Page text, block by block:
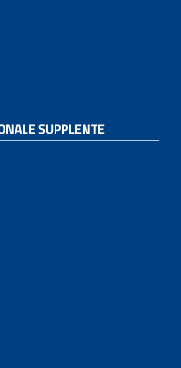
SUPPLENTE